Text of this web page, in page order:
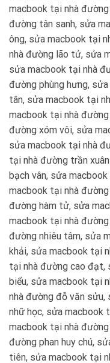
macbook tại nhà
đường tân sanh, sửa
ông, sửa macbook tại
nhà đường lão tử, sửa
sửa macbook tại nhà
đường phùng hưng,
tân, sửa macbook tại
macbook tại nhà
đường xóm vôi, sửa
sửa macbook tại nhà
tại nhà đường trần
bạch vân, sửa
macbook tại nhà
đường hàm tử, sửa
macbook tại nhà
đường nhiêu tâm, sửa
khải, sửa macbook tại
tại nhà đường cao đạt,
biểu, sửa macbook tại
nhà đường đỗ văn
nhữ học, sửa macbook
macbook tại nhà
đường phan huy chú,
tiên, sửa macbook tại